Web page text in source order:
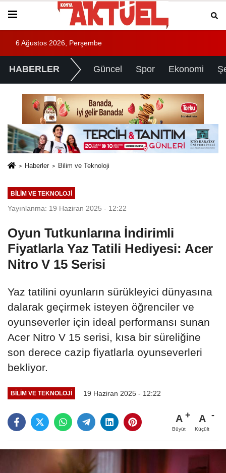
6 Ağustos 2026, Perşembe
HABERLER Güncel Spor Ekonomi
Haberler Bilim ve Teknoloji
BILIM VE TEKNOLOJI
Yayınlanma: 19 Haziran 2025 - 12:22
Oyun Tutkunlarına İndirimli
Fiyatlarla Yaz Tatili Hediyesi: Acer
Nitro V 15 Serisi
Yaz tatilini oyunların sürükleyici dünyasına
dalarak geçirmek isteyen öğrenciler ve
oyunseverler için ideal performansı sunan
Acer Nitro V 15 serisi, kısa bir süreliğine
son derece cazip fiyatlarla oyunseverleri
bekliyor.
BILIM VE TEKNOLOJI 19 Haziran 2025 - 12:22
A
Büyüt
A
Küçült